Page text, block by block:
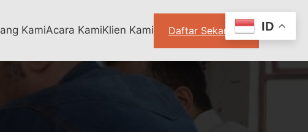
KamiAcara KamiKlien Kami Daftar Sekarang ID